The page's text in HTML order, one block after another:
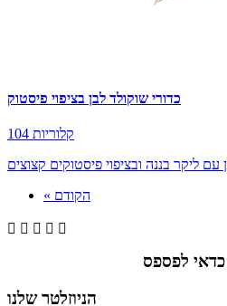
כדורי שוקולד לבן בציפוי פיסטוק
104 קלוריות
עם ליקר בננה ובציפוי פיסטוקים קצוצים
« הקודם
    
הניוזלטר שלנו